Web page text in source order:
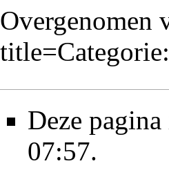
Overgenomen
Deze
07:57.